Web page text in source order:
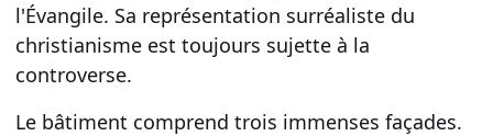
l'Évangile. Sa représentation surréaliste du
christianisme est toujours sujette à la
controverse.
Le bâtiment comprend trois immenses façades.